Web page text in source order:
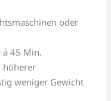
oder
à 45 Min.
höherer
weniger Gewicht